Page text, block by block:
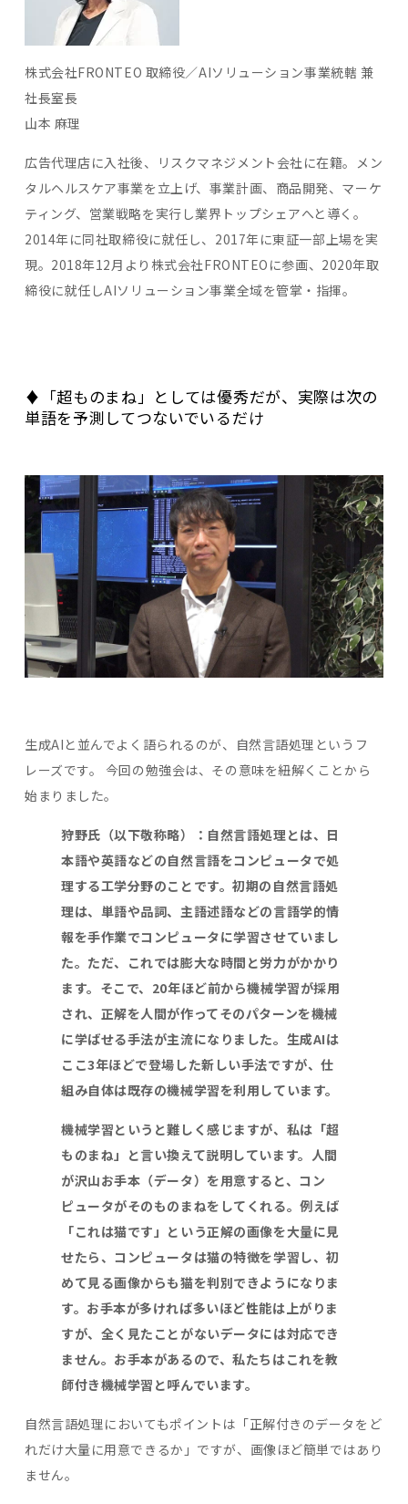
株式会社FRONTEO 取締役／AIソリューション事業統轄 兼
社長室長
山本 麻理
広告代理店に入社後、リスクマネジメント会社に在籍。メン
タルヘルスケア事業を立上げ、事業計画、商品開発、マーケ
ティング、営業戦略を実行し業界トップシェアへと導く。
2014年に同社取締役に就任し、2017年に東証一部上場を実
現。2018年12月より株式会社FRONTEOに参画、2020年取
締役に就任しAIソリューション事業全域を管掌・指揮。
♦「超ものまね」としては優秀だが、実際は次の
単語を予測してつないでいるだけ
生成AIと並んでよく語られるのが、自然言語処理というフ
レーズです。 今回の勉強会は、その意味を紐解くことから
始まりました。
狩野氏（以下敬称略）：自然言語処理とは、日
本語や英語などの自然言語をコンピュータで処
理する工学分野のことです。初期の自然言語処
理は、単語や品詞、主語述語などの言語学的情
報を手作業でコンピュータに学習させていまし
た。ただ、これでは膨大な時間と労力がかかり
ます。そこで、 20年ほど前から機械学習が採用
され、正解を人間が作ってそのパターンを機械
に学ばせる手法が主流になりました。生成AIは
ここ3年ほどで登場した新しい手法ですが、仕
組み自体は既存の機械学習を利用しています。
機械学習というと難しく感じますが、私は「超
ものまね」と言い換えて説明しています。人間
が沢山お手本（データ）を用意すると、コン
ピュータがそのものまねをしてくれる。例えば
「これは猫です」という正解の画像を大量に見
せたら、コンピュータは猫の特徴を学習し、初
めて見る画像からも猫を判別できようになりま
す。お手本が多ければ多いほど性能は上がりま
すが、全く見たことがないデータには対応でき
ません。お手本があるので、私たちはこれを教
師付き機械学習と呼んでいます。
自然言語処理においてもポイントは「正解付きのデータをど
れだけ大量に用意できるか」ですが、画像ほど簡単ではあり
ません。